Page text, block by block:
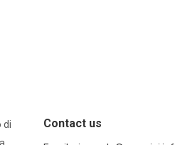
di
Contact us